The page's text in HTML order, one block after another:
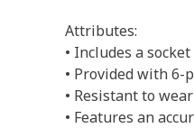
Attributes:
• Includes a
• Provided with
• Resistant to
• Features an